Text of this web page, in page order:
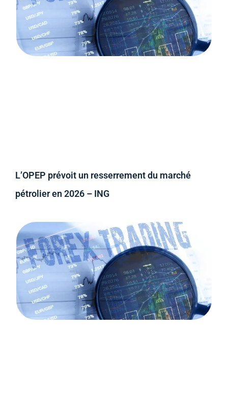
L’OPEP prévoit un resserrement du marché
pétrolier en 2026 – ING